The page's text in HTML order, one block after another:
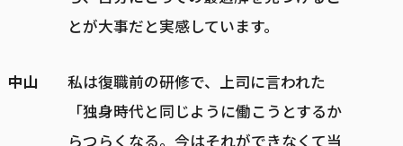
とが大事だと実感しています。
中山
私は復職前の研修で、上司に言われた
「独身時代と同じように働こうとするか
らつらくなる。今はそれができなくて当